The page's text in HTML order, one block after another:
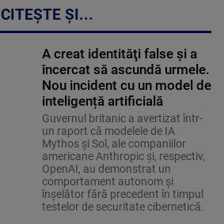
CITEȘTE ȘI...
A creat identităţi false şi a
încercat să ascundă urmele.
Nou incident cu un model de
inteligență artificială
Guvernul britanic a avertizat într-
un raport că modelele de IA
Mythos şi Sol, ale companiilor
americane Anthropic şi, respectiv,
OpenAI, au demonstrat un
comportament autonom şi
înşelător fără precedent în timpul
testelor de securitate cibernetică.